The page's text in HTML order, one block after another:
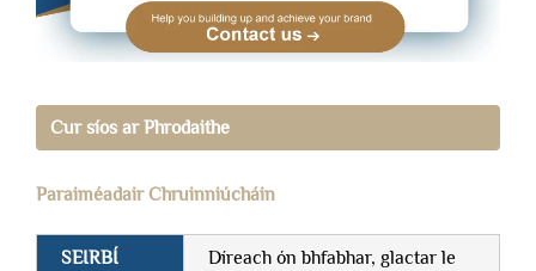
Cur síos ar Phrodaithe
Paraiméadair Chruinniúcháin
SEIRBÍ
Díreach ón bhfabhar, glactar le